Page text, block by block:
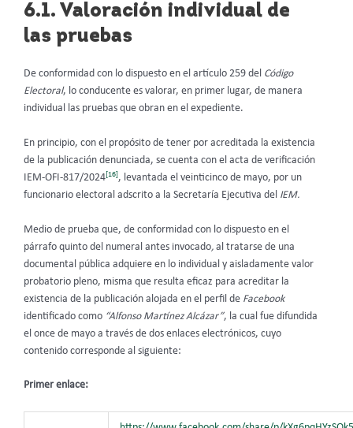
6.1. Valoración individual de
las pruebas
De conformidad con lo dispuesto en el artículo 259 del Código
Electoral, lo conducente es valorar, en primer lugar, de manera
individual las pruebas que obran en el expediente.
En principio, con el propósito de tener por acreditada la existencia
de la publicación denunciada, se cuenta con el acta de verificación
IEM-OFI-817/2024[16], levantada el veinticinco de mayo, por un
funcionario electoral adscrito a la Secretaría Ejecutiva del IEM.
Medio de prueba que, de conformidad con lo dispuesto en el
párrafo quinto del numeral antes invocado, al tratarse de una
documental pública adquiere en lo individual y aisladamente valor
probatorio pleno, misma que resulta eficaz para acreditar la
existencia de la publicación alojada en el perfil de Facebook
identificado como “Alfonso Martínez Alcázar”, la cual fue difundida
el once de mayo a través de dos enlaces electrónicos, cuyo
contenido corresponde al siguiente:
Primer enlace: